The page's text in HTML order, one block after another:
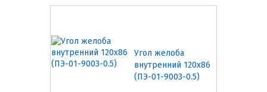
Угол желоба
внутренний 120х86
(ПЭ-01-9003-0.5)